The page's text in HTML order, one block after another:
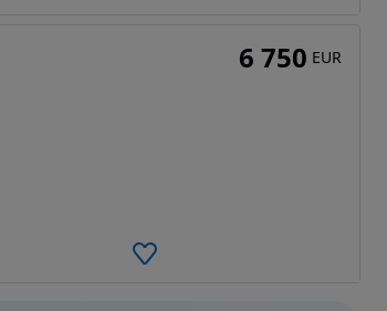
6 750 EUR